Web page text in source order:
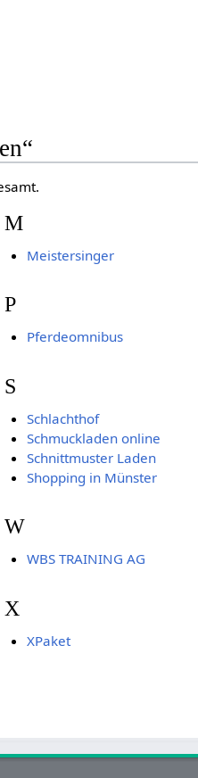
M
Meistersinger
P
Pferdeomnibus
S
Schlachthof
Schmuckladen online
Schnittmuster Laden
Shopping in Münster
W
WBS TRAINING AG
X
XPaket